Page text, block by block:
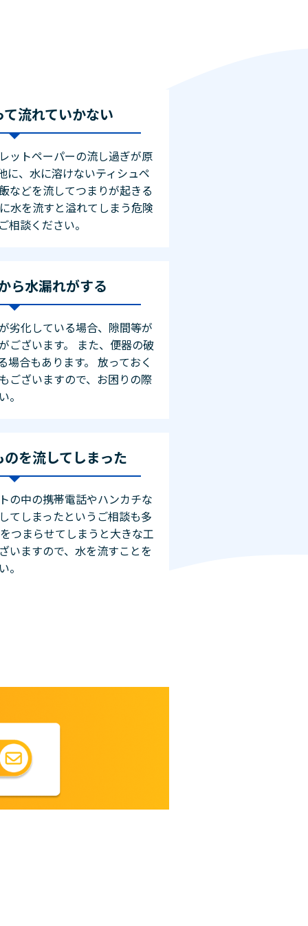
流れていかない
ットペーパーの流し過ぎが原
に、水に溶けないティシュペ
などを流してつまりが起きる
水を流すと溢れてしまう危険
相談ください。
ら水漏れがする
劣化している場合、隙間等が
ございます。 また、便器の破
場合もあります。 放っておく
ございますので、お困りの際
。
を流してしまった
の中の携帯電話やハンカチな
てしまったというご相談も多
つまらせてしまうと大きな工
いますので、水を流すことを
。